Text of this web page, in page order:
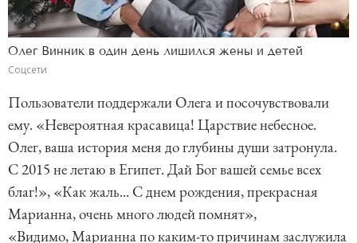
Олег Винник в один день лишился жены и детей
Соцсети
Пользователи поддержали Олега и посочувствовали
ему. «Невероятная красавица! Царствие небесное.
Олег, ваша история меня до глубины души затронула.
С 2015 не летаю в Египет. Дай Бог вашей семье всех
благ!», «Как жаль... С днем рождения, прекрасная
Марианна, очень много людей помнят»,
«Видимо, Марианна по каким-то причинам заслужила